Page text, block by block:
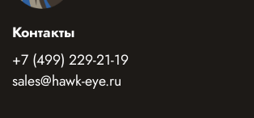
Контакты
+7 (499) 229-21-19
sales@hawk-eye.ru